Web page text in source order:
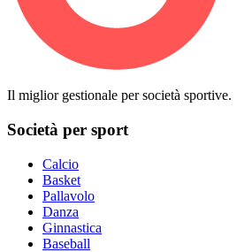
Il miglior gestionale per società sportive.
Società per sport
Calcio
Basket
Pallavolo
Danza
Ginnastica
Baseball